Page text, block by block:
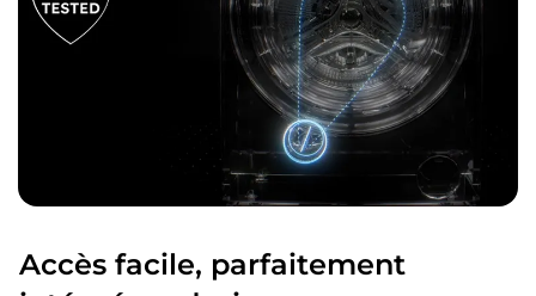
Accès facile, parfaitement